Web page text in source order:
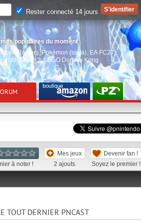
populaires du moment
Raiders, Pokémon (saga) EA FC27,
Switch 2,LEGO Donkey Kong
à noter !
Mes jeux
2 ajouts
Devenir fan !
Soyez le premier !
TOUT DERNIER PNCAST
Rester connecté 14 jours